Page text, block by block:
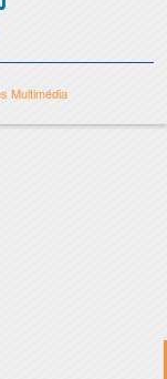
Multimédia